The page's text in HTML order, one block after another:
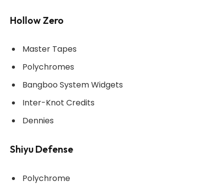
Hollow Zero
Master Tapes
Polychromes
Bangboo System Widgets
Inter-Knot Credits
Dennies
Shiyu Defense
Polychrome